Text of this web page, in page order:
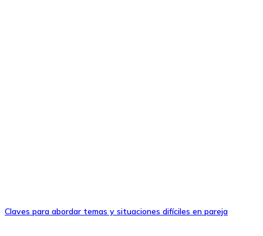
Claves para abordar temas y situaciones difíciles en pareja